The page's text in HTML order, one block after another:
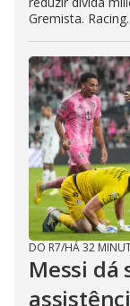
Gremista.
DO R7/HÁ 32
Messi dá